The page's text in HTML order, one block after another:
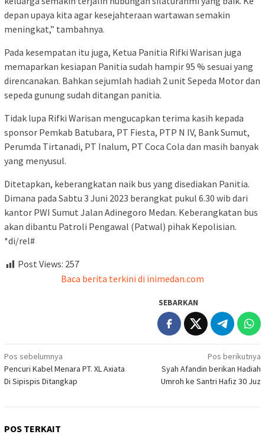
depan upaya kita agar kesejahteraan wartawan semakin
meningkat,” tambahnya.
Pada kesempatan itu juga, Ketua Panitia Rifki Warisan juga
memaparkan kesiapan Panitia sudah hampir 95 % sesuai yang
direncanakan. Bahkan sejumlah hadiah 2 unit Sepeda Motor dan
sepeda gunung sudah ditangan panitia.
Tidak lupa Rifki Warisan mengucapkan terima kasih kepada
sponsor Pemkab Batubara, PT Fiesta, PTP N IV, Bank Sumut,
Perumda Tirtanadi, PT Inalum, PT Coca Cola dan masih banyak
yang menyusul.
Ditetapkan, keberangkatan naik bus yang disediakan Panitia.
Dimana pada Sabtu 3 Juni 2023 berangkat pukul 6.30 wib dari
kantor PWI Sumut Jalan Adinegoro Medan. Keberangkatan bus
akan dibantu Patroli Pengawal (Patwal) pihak Kepolisian.
*di/rel#
Post Views: 257
Baca berita terkini di inimedan.com
SEBARKAN
Navigasi
pos
Pos sebelumnya
Pencuri Kabel Menara PT. XL Axiata
Di Sipispis Ditangkap
Pos berikutnya
Syah Afandin berikan Hadiah
Umroh ke Santri Hafiz 30 Juz
POS TERKAIT